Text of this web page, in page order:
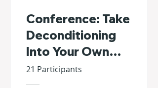
Conference: Take
Deconditioning
Into Your Own
Hands
21 Participants